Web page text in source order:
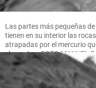
Las partes más pequeñas
tienen en su interior las
atrapadas por el mercurio
elementos. FOTO MANUEL